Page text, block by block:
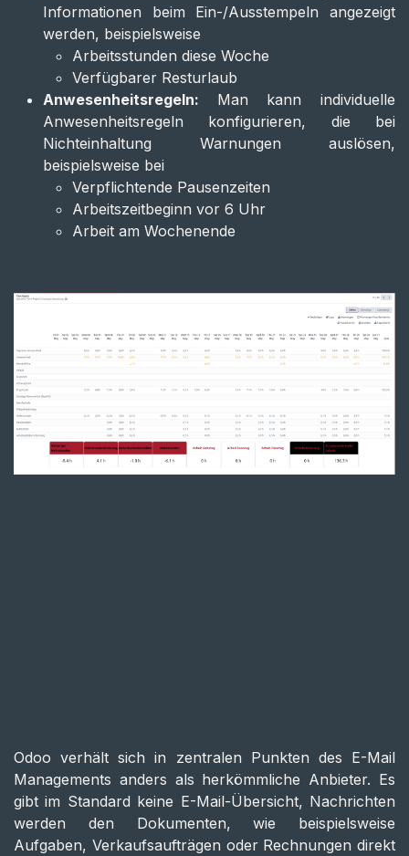
Informationen beim Ein-/Ausstempeln angezeigt
werden, beispielsweise
Arbeitsstunden diese Woche
Verfügbarer Resturlaub
Anwesenheitsregeln: Man kann individuelle
Anwesenheitsregeln konfigurieren, die bei
Nichteinhaltung Warnungen auslösen,
beispielsweise bei
Verpflichtende Pausenzeiten
Arbeitszeitbeginn vor 6 Uhr
Arbeit am Wochenende
Odoo verhält sich in zentralen Punkten des E-Mail
Managements anders als herkömmliche Anbieter. Es
gibt im Standard keine E-Mail-Übersicht, Nachrichten
werden den Dokumenten, wie beispielsweise
Aufgaben, Verkaufsaufträgen oder Rechnungen direkt